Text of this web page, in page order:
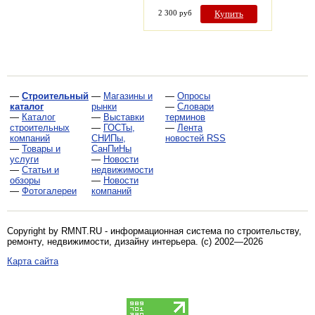
2 300 руб Купить
— Строительный
каталог
— Каталог
строительных
компаний
— Товары и
услуги
— Статьи и
обзоры
— Фотогалереи
— Магазины и
рынки
— Выставки
— ГОСТы,
СНИПы,
СанПиНы
— Новости
недвижимости
— Новости
компаний
— Опросы
— Словари
терминов
— Лента
новостей RSS
Copyright by RMNT.RU - информационная система по строительству,
ремонту, недвижимости, дизайну интерьера. (c) 2002—2026
Карта сайта